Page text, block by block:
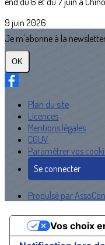
9 juin 2026
Je m'abonne à la
OK
Plan du site
Licences
Mentions légales
CGUV
Paramétrer vos
Se connecter
Propulsé par
Vos choix